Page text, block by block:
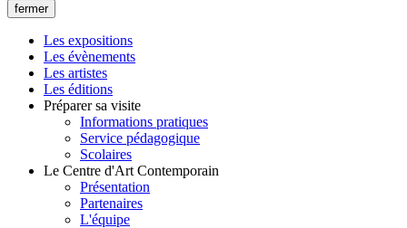
fermer
Navigation
principale
Les expositions
Les évènements
Les artistes
Les éditions
Préparer sa visite
Informations pratiques
Service pédagogique
Scolaires
Le Centre d'Art Contemporain
Présentation
Partenaires
L'équipe